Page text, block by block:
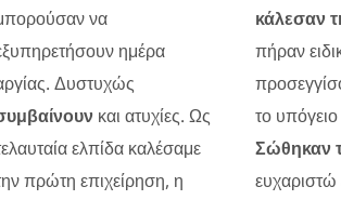
να
ημέρα
Δυστυχώς
και ατυχίες. Ως
ελπίδα καλέσαμε
πρώτη επιχείρηση, η
κάλεσαν
πήραν
το
Σώθηκαν
ευχαριστώ